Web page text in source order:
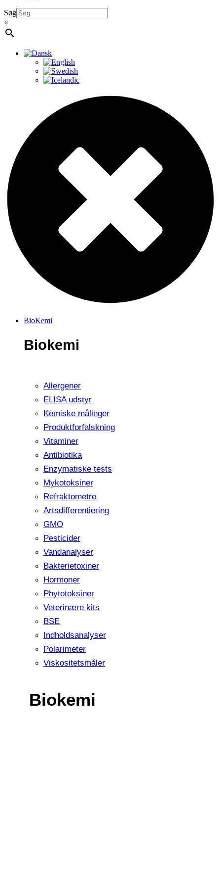
Søg
×
BioKemi
Biokemi
Allergener
ELISA udstyr
Kemiske målinger
Produktforfalskning
Vitaminer
Antibiotika
Enzymatiske tests
Mykotoksiner
Refraktometre
Artsdifferentiering
GMO
Pesticider
Vandanalyser
Bakterietoxiner
Hormoner
Phytotoksiner
Veterinære kits
BSE
Indholdsanalyser
Polarimeter
Viskositetsmåler
Biokemi